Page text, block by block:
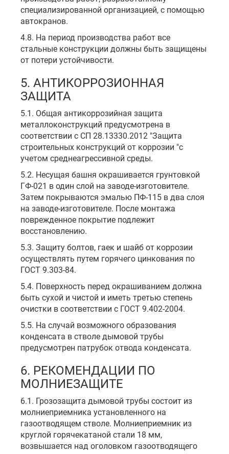
специализированной организацией, с помощью
автокранов.
4.8. На период производства работ все
стальные конструкции должны быть защищены
от потери устойчивости.
5. АНТИКОРРОЗИОННАЯ
ЗАЩИТА
5.1. Общая антикоррозийная защита
металлоконструкций предусмотрена в
соответствии с СП 28.13330.2012 "Защита
строительных конструкций от коррозии "с
учетом среднеагрессивной среды.
5.2. Несущая башня окрашивается грунтовкой
ГФ-021 в один слой на заводе-изготовителе.
Затем покрываются эмалью ПФ-115 в два слоя
на заводе-изготовителе. После монтажа
поврежденное покрытие подлежит
восстановлению.
5.3. Защиту болтов, гаек и шайб от коррозии
осуществлять путем горячего цинкования по
ГОСТ 9.303-84.
5.4. Поверхность перед окрашиванием должна
быть сухой и чистой и иметь третью степень
очистки в соответствии с ГОСТ 9.402-2004.
5.5. На случай возможного образования
конденсата в стволе дымовой трубы
предусмотрен патрубок отвода конденсата.
6. РЕКОМЕНДАЦИИ ПО
МОЛНИЕЗАЩИТЕ
6.1. Грозозащита дымовой трубы состоит из
молниеприемника установленного на
газоотводящем стволе. Молниеприемник из
круглой горячекатаной стали 18 мм,
возвышается над оголовком газоотводящего